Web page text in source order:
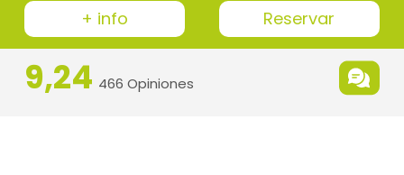
+ info Reservar
9,24 466 Opiniones